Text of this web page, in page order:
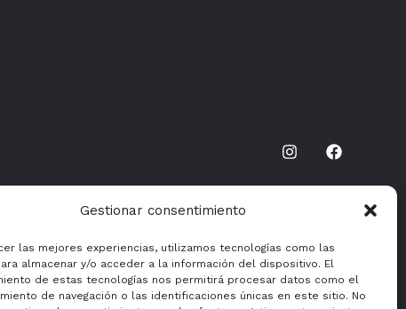
Gestionar consentimiento
las mejores experiencias, utilizamos tecnologías como las
almacenar y/o acceder a la información del dispositivo. El
de estas tecnologías nos permitirá procesar datos como el
de navegación o las identificaciones únicas en este sitio. No